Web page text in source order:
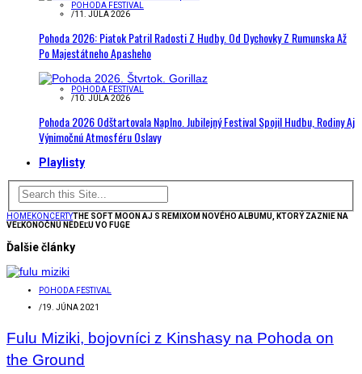
POHODA FESTIVAL
/11. JÚLA 2026
Pohoda 2026: Piatok Patril Radosti Z Hudby. Od Dychovky Z Rumunska Až
Po Majestátneho Apasheho
POHODA FESTIVAL
/10. JÚLA 2026
Pohoda 2026 Odštartovala Naplno. Jubilejný Festival Spojil Hudbu, Rodiny Aj
Výnimočnú Atmosféru Oslavy
Playlisty
HOMEKONCERTYTHE SOFT MOON AJ S REMIXOM NOVÉHO ALBUMU, KTORÝ ZAZNIE NA
VEĽKONOČNÚ NEDEĽU VO FUGE
Ďalšie články
POHODA FESTIVAL
/19. JÚNA 2021
Fulu Miziki, bojovníci z Kinshasy na Pohoda on
the Ground